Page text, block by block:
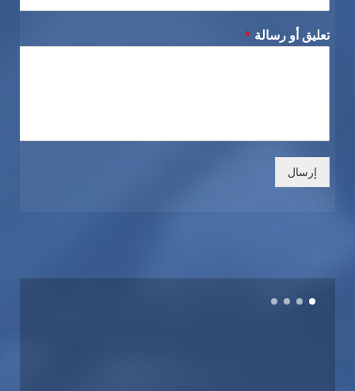
تعليق أو رسالة *
إرسال